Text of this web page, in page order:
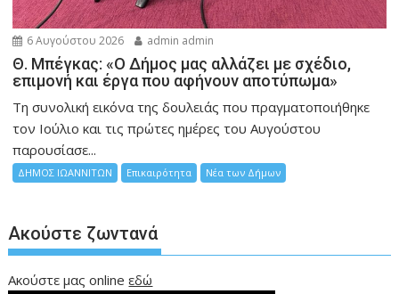
6 Αυγούστου 2026 admin admin
Θ. Μπέγκας: «Ο Δήμος μας αλλάζει με σχέδιο,
επιμονή και έργα που αφήνουν αποτύπωμα»
Τη συνολική εικόνα της δουλειάς που πραγματοποιήθηκε
τον Ιούλιο και τις πρώτες ημέρες του Αυγούστου
παρουσίασε...
ΔΗΜΟΣ ΙΩΑΝΝΙΤΩΝ Επικαιρότητα Νέα των Δήμων
Ακούστε ζωντανά
Ακούστε μας onlineεδώ